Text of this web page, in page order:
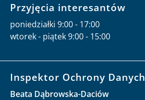
Przyjęcia interesantów
poniedziałki 9:00 - 17:00
wtorek - piątek 9:00 - 15:00
Inspektor Ochrony Danych
Beata Dąbrowska-Daciów